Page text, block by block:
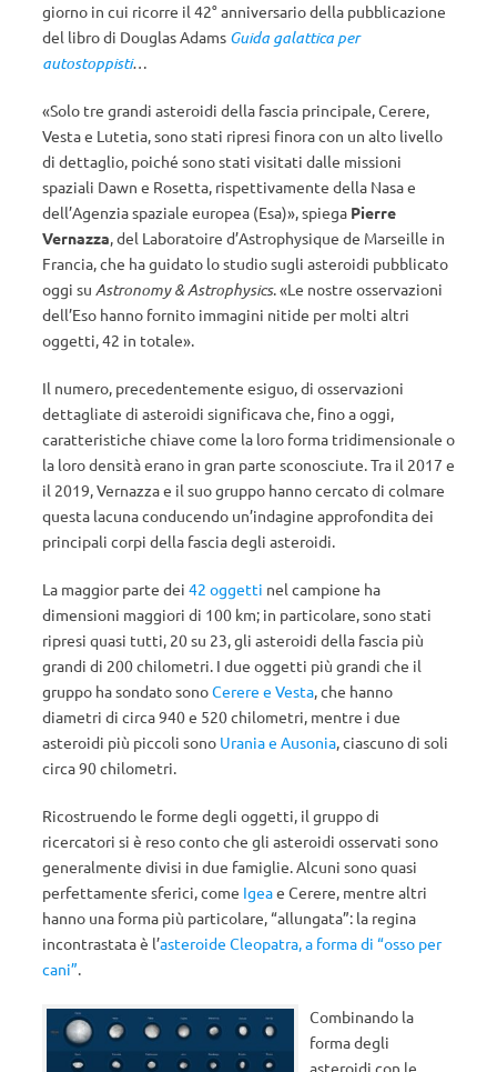
giorno in cui ricorre il 42° anniversario della pubblicazione
del libro di Douglas Adams Guida galattica per
autostoppisti…
«Solo tre grandi asteroidi della fascia principale, Cerere,
Vesta e Lutetia, sono stati ripresi finora con un alto livello
di dettaglio, poiché sono stati visitati dalle missioni
spaziali Dawn e Rosetta, rispettivamente della Nasa e
dell’Agenzia spaziale europea (Esa)», spiega Pierre
Vernazza, del Laboratoire d’Astrophysique de Marseille in
Francia, che ha guidato lo studio sugli asteroidi pubblicato
oggi su Astronomy & Astrophysics. «Le nostre osservazioni
dell’Eso hanno fornito immagini nitide per molti altri
oggetti, 42 in totale».
Il numero, precedentemente esiguo, di osservazioni
dettagliate di asteroidi significava che, fino a oggi,
caratteristiche chiave come la loro forma tridimensionale o
la loro densità erano in gran parte sconosciute. Tra il 2017 e
il 2019, Vernazza e il suo gruppo hanno cercato di colmare
questa lacuna conducendo un’indagine approfondita dei
principali corpi della fascia degli asteroidi.
La maggior parte dei 42 oggetti nel campione ha
dimensioni maggiori di 100 km; in particolare, sono stati
ripresi quasi tutti, 20 su 23, gli asteroidi della fascia più
grandi di 200 chilometri. I due oggetti più grandi che il
gruppo ha sondato sonoCerere e Vesta, che hanno
diametri di circa 940 e 520 chilometri, mentre i due
asteroidi più piccoli sono Urania e Ausonia, ciascuno di soli
circa 90 chilometri.
Ricostruendo le forme degli oggetti, il gruppo di
ricercatori si è reso conto che gli asteroidi osservati sono
generalmente divisi in due famiglie. Alcuni sono quasi
perfettamente sferici, come Igeae Cerere, mentre altri
hanno una forma più particolare, “allungata”: la regina
incontrastata è l’asteroide Cleopatra, a forma di “osso per
cani”.
Combinando la
forma degli
asteroidi con le